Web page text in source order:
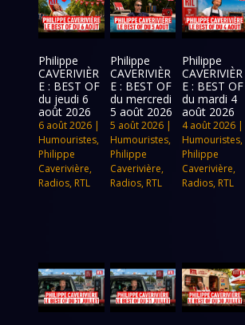
Philippe
CAVERIVIÈR
E : BEST OF
du jeudi 6
août 2026
6 août 2026 |
Humouristes,
Philippe
Caverivière,
Radios, RTL
Philippe
CAVERIVIÈR
E : BEST OF
du mercredi
5 août 2026
5 août 2026|
Humouristes,
Philippe
Caverivière,
Radios, RTL
Philippe
CAVERIVIÈR
E : BEST OF
du mardi 4
août 2026
4 août 2026|
Humouristes,
Philippe
Caverivière,
Radios, RTL